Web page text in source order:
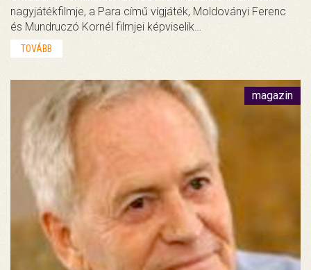
nagyjátékfilmje, a Para című vígjáték, Moldoványi Ferenc
és Mundruczó Kornél filmjei képviselik…
TOVÁBB
magazin